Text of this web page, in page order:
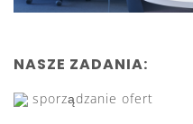
NASZE ZADANIA:
sporządzanie ofert